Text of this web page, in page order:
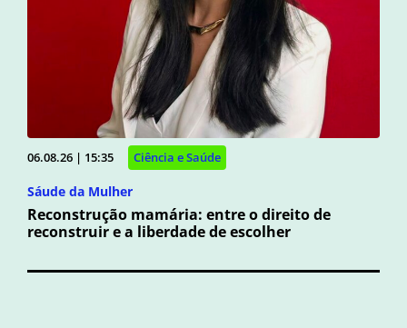
06.08.26 | 15:35 Ciência e Saúde
Sáude da Mulher
Reconstrução mamária: entre o direito de
reconstruir e a liberdade de escolher